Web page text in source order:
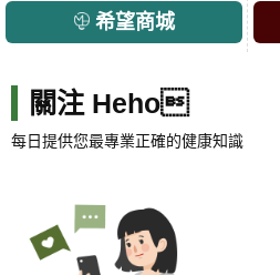
希望商城
關注 Heho
每日提供您最專業正確的健康知識